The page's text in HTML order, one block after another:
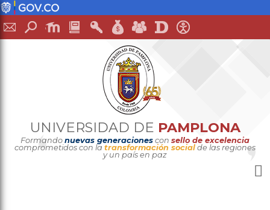
UNIVERSIDAD DE PAMPLONA
Formando nuevas generaciones con sello de excelencia
comprometidos con la transformación social de las regiones
y un país en paz